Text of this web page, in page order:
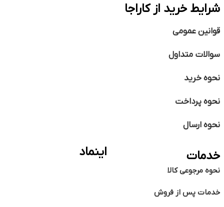
شرایط خرید از کاراجا
قوانین عمومی
سوالات متداول
نحوه خرید
نحوه پرداخت
نحوه ارسال
خدمات
نحوه مرجوعی کالا
خدمات پس از فروش
اینماد